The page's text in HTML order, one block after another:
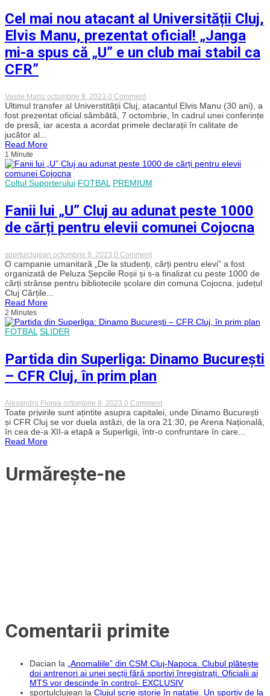
echipe
și
șase
discipline
sportive
Cel mai nou atacant al Universității Cluj,
Elvis Manu, prezentat oficial! „Janga
mi-a spus că „U” e un club mai stabil ca
CFR”
Vasile Manu octombrie 8, 2023 0 Commenton
Cel
mai
nou
atacant
Elvis
prezentat
oficial!
mi-
a
că
un
club
mai
stabil
Ultimul transfer al Universtității Cluj, atacantul Elvis Manu (30 ani), a
fost prezentat oficial sâmbătă, 7 octombrie, în cadrul unei conferințe
de presă, iar acesta a acordat primele declarații în calitate de
jucător al...
Read More
1 Minute
Coltul Suporterului FOTBAL PREMIUM
Fanii lui „U” Cluj au adunat peste 1000
de cărți pentru elevii comunei Cojocna
sportulclujean octombrie 8, 2023 0 Commenton
Fanii
lui
„U”
Cluj
1000
elevii
comunei
Cojocna
O campanie umanitară „De la studenți, cărți pentru elevi” a fost
organizată de Peluza Șepcile Roșii și s-a finalizat cu peste 1000 de
cărți strânse pentru bibliotecile școlare din comuna Cojocna, județul
Cluj Cărțile...
Read More
2 Minutes
FOTBAL SLIDER
Partida din Superliga: Dinamo București
– CFR Cluj, în prim plan
Alexandru Florea octombrie 8, 2023 0 Commenton
Partida
din
Superliga:
Dinamo
Toate privirile sunt ațintite asupra capitalei, unde Dinamo București
și CFR Cluj se vor duela astăzi, de la ora 21:30, pe Arena Națională,
în cea de-a XII-a etapă a Superligii, într-o confruntare în care...
Read More
Urmărește-ne
Comentarii primite
Dacian la
„Anomaliile” din CSM Cluj-Napoca. Clubul plătește
doi antrenori ai unei secții fără sportivi înregistrați. Oficialii ai
MTS vor descinde în control- EXCLUSIV
sportulclujean la Clujul scrie istorie în natație. Un sportiv de la